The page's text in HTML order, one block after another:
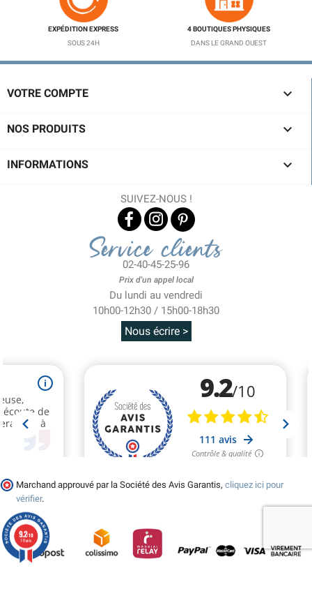
EXPÉDITION EXPRESS
SOUS 24H
4 BOUTIQUES PHYSIQUES
DANS LE GRAND OUEST
VOTRE COMPTE 
NOS PRODUITS 
INFORMATIONS 
SUIVEZ-NOUS !
Service clients
02-40-45-25-96
Prix d'un appel local
Du lundi au vendredi
10h00-12h30 / 15h00-18h30
Nous écrire >
Marchand approuvé par la Société des Avis Garantis, cliquez ici pour
vérifier.
9.2/10
111 avis